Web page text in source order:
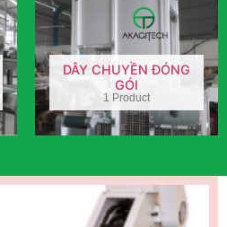
DÂY CHUYỀN ĐÓNG
GÓI
1 Product